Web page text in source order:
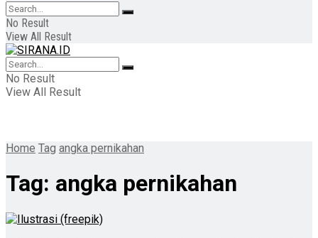
No Result
View All Result
No Result
View All Result
Home Tag angka pernikahan
Tag: angka pernikahan